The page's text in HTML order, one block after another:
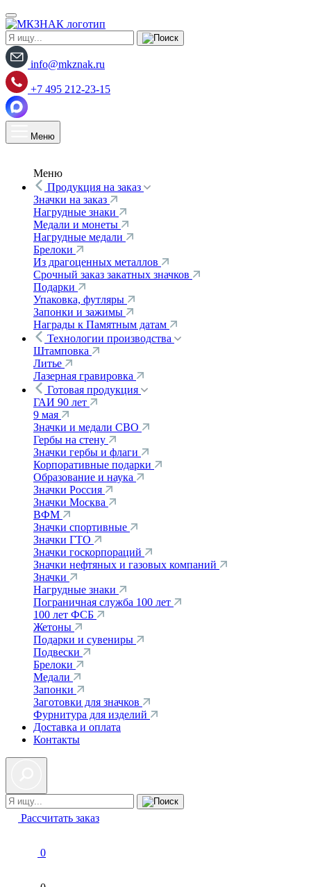
info@mkznak.ru
+7 495 212-23-15
Меню
Меню
Продукция на заказ
Значки на заказ
Нагрудные знаки
Медали и монеты
Нагрудные медали
Брелоки
Из драгоценных металлов
Срочный заказ закатных значков
Подарки
Упаковка, футляры
Запонки и зажимы
Награды к Памятным датам
Технологии производства
Штамповка
Литье
Лазерная гравировка
Готовая продукция
ГАИ 90 лет
9 мая
Значки и медали СВО
Гербы на стену
Значки гербы и флаги
Корпоративные подарки
Образование и наука
Значки Россия
Значки Москва
ВФМ
Значки спортивные
Значки ГТО
Значки госкорпораций
Значки нефтяных и газовых компаний
Значки
Нагрудные знаки
Пограничная служба 100 лет
100 лет ФСБ
Жетоны
Подарки и сувениры
Подвески
Брелоки
Медали
Запонки
Заготовки для значков
Фурнитура для изделий
Доставка и оплата
Контакты
Рассчитать заказ
0